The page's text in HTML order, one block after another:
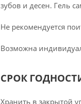
зубов и десен. Гель
Не рекомендуется
Возможна
СРОК
Хранить в закрытой